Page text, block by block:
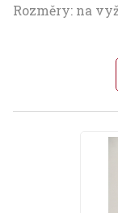
Rozměry: na